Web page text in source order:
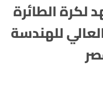
الطائرة
للهندسة